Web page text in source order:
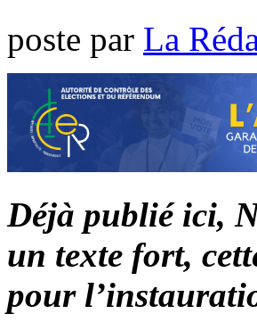
poste par La
Déjà publié ici,
un texte fort,
pour